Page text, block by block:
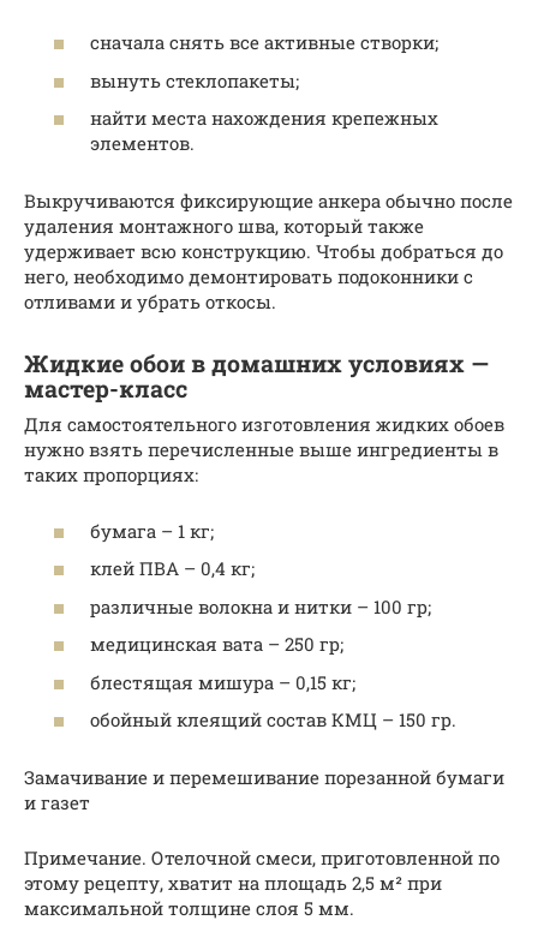
сначала снять все активные створки;
вынуть стеклопакеты;
найти места нахождения крепежных
элементов.
Выкручиваются фиксирующие анкера обычно после
удаления монтажного шва, который также
удерживает всю конструкцию. Чтобы добраться до
него, необходимо демонтировать подоконники с
отливами и убрать откосы.
Жидкие обои в домашних условиях —
мастер-класс
Для самостоятельного изготовления жидких обоев
нужно взять перечисленные выше ингредиенты в
таких пропорциях:
бумага – 1 кг;
клей ПВА – 0,4 кг;
различные волокна и нитки – 100 гр;
медицинская вата – 250 гр;
блестящая мишура – 0,15 кг;
обойный клеящий состав КМЦ – 150 гр.
Замачивание и перемешивание порезанной бумаги
и газет
Примечание. Отелочной смеси, приготовленной по
этому рецепту, хватит на площадь 2,5 м² при
максимальной толщине слоя 5 мм.